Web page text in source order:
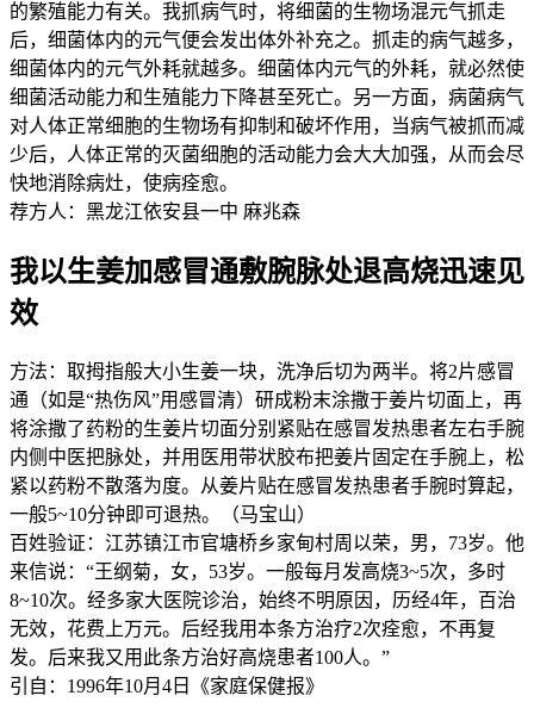
的繁殖能力有关。我抓病气时，将细菌的生物场混元气抓走
后，细菌体内的元气便会发出体外补充之。抓走的病气越多，
细菌体内的元气外耗就越多。细菌体内元气的外耗，就必然使
细菌活动能力和生殖能力下降甚至死亡。另一方面，病菌病气
对人体正常细胞的生物场有抑制和破坏作用，当病气被抓而减
少后，人体正常的灭菌细胞的活动能力会大大加强，从而会尽
快地消除病灶，使病痊愈。
荐方人：黑龙江依安县一中 麻兆森
我以生姜加感冒通敷腕脉处退高烧迅速见
效
方法：取拇指般大小生姜一块，洗净后切为两半。将2片感冒
通（如是“热伤风”用感冒清）研成粉末涂撒于姜片切面上，再
将涂撒了药粉的生姜片切面分别紧贴在感冒发热患者左右手腕
内侧中医把脉处，并用医用带状胶布把姜片固定在手腕上，松
紧以药粉不散落为度。从姜片贴在感冒发热患者手腕时算起，
一般5~10分钟即可退热。（马宝山）
百姓验证：江苏镇江市官塘桥乡家甸村周以荣，男，73岁。他
来信说：“王纲菊，女，53岁。一般每月发高烧3~5次，多时
8~10次。经多家大医院诊治，始终不明原因，历经4年，百治
无效，花费上万元。后经我用本条方治疗2次痊愈，不再复
发。后来我又用此条方治好高烧患者100人。”
引自：1996年10月4日《家庭保健报》